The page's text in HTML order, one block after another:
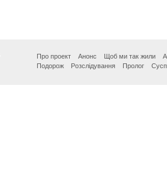
Про проект Анонс Щоб ми так жили
Подорож
Розслідування Пролог